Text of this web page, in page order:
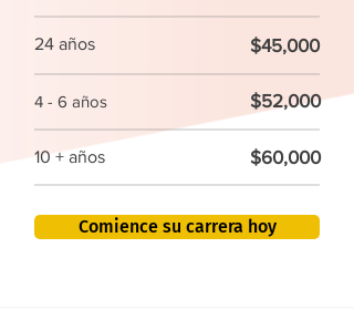
24 años $45,000
4 - 6 años $52,000
10 + años $60,000
Comience su carrera hoy